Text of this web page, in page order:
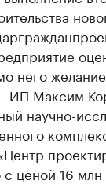
него
ИП Максим
научно-
ценой 16 млн